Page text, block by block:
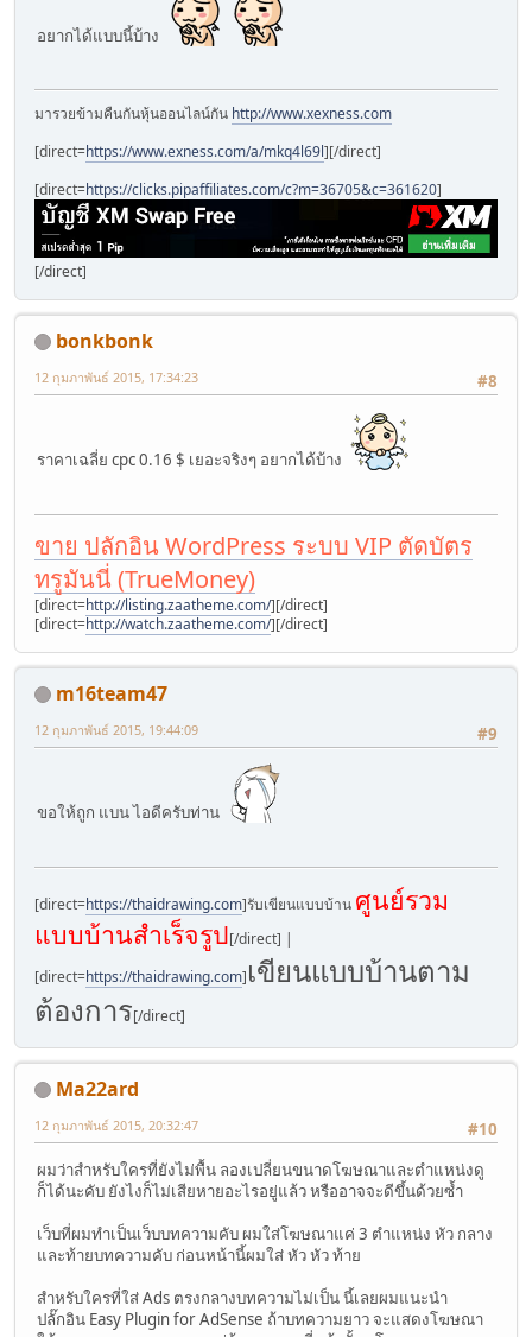
อยากได้แบบนี้บ้าง
มารวยข้ามคืนกันหุ้นออนไลน์กัน http://www.xexness.com
[direct=https://www.exness.com/a/mkq4l69l][/direct]
[direct=https://clicks.pipaffiliates.com/c?m=36705&c=361620]
[/direct]
bonkbonk
#8
12 กุมภาพันธ์ 2015, 17:34:23
ราคาเฉลี่ย cpc 0.16 $ เยอะจริงๆ อยากได้บ้าง
ขาย ปลักอิน WordPress ระบบ VIP ตัดบัตร
ทรูมันนี่ (TrueMoney)
[direct=http://listing.zaatheme.com/][/direct]
[direct=http://watch.zaatheme.com/][/direct]
m16team47
#9
12 กุมภาพันธ์ 2015, 19:44:09
ขอให้ถูก แบน ไอดีครับท่าน
[direct=https://thaidrawing.com]รับเขียนแบบบ้าน ศูนย์รวม
แบบบ้านสำเร็จรูป[/direct] |
[direct=https://thaidrawing.com]เขียนแบบบ้านตาม
ต้องการ[/direct]
Ma22ard
#10
12 กุมภาพันธ์ 2015, 20:32:47
ผมว่าสำหรับใครที่ยังไม่พื้น ลองเปลี่ยนขนาดโฆษณาและตำแหน่งดู
ก็ได้นะคับ ยังไงก็ไม่เสียหายอะไรอยู่แล้ว หรืออาจจะดีขึ้นด้วยซ้ำ
เว็บที่ผมทำเป็นเว็บบทความคับ ผมใส่โฆษณาแค่ 3 ตำแหน่ง หัว กลาง
และท้ายบทความคับ ก่อนหน้านี้ผมใส่ หัว หัว ท้าย
สำหรับใครที่ใส่ Ads ตรงกลางบทความไม่เป็น นี้เลยผมแนะนำ
ปลั๊กอิน Easy Plugin for AdSense ถ้าบทความยาว จะแสดงโฆษณา